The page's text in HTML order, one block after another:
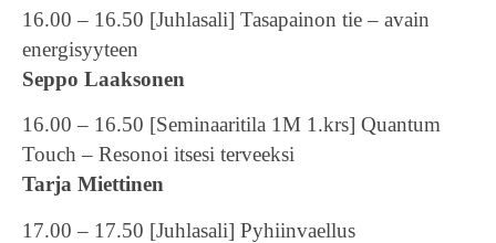
16.00 – 16.50 [Juhlasali] Tasapainon tie – avain
energisyyteen
Seppo Laaksonen
16.00 – 16.50 [Seminaaritila 1M 1.krs] Quantum
Touch – Resonoi itsesi terveeksi
Tarja Miettinen
17.00 – 17.50 [Juhlasali] Pyhiinvaellus